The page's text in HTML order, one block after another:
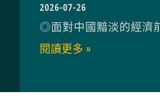
2026-07-26
◎面對中國黯淡的經濟
閱讀更多 »